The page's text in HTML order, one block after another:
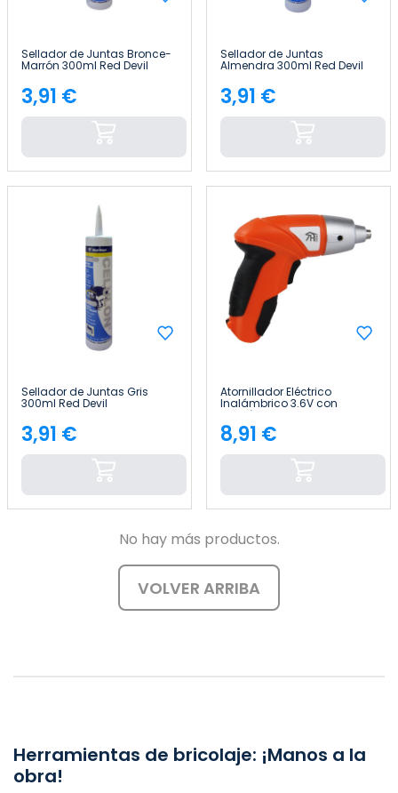
Sellador de Juntas Bronce-
Marrón 300ml Red Devil
Precio
3,91 €
Sellador de Juntas
Almendra 300ml Red Devil
Precio
3,91 €
Sellador de Juntas Gris
300ml Red Devil
Precio
3,91 €
Atornillador Eléctrico
Inalámbrico 3.6V con
Batería Recargable
1300mAh 7house
Precio
8,91 €
No hay más productos.
VOLVER ARRIBA
Herramientas de bricolaje: ¡Manos a la
obra!